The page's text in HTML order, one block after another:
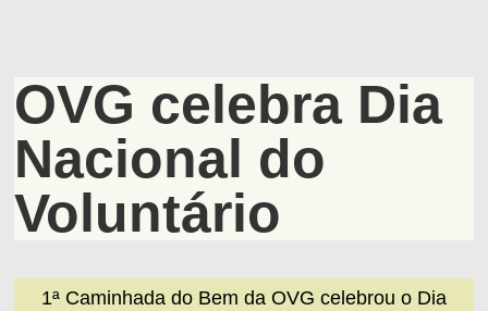
OVG celebra Dia
Nacional do
Voluntário
1ª Caminhada do Bem da OVG celebrou o Dia